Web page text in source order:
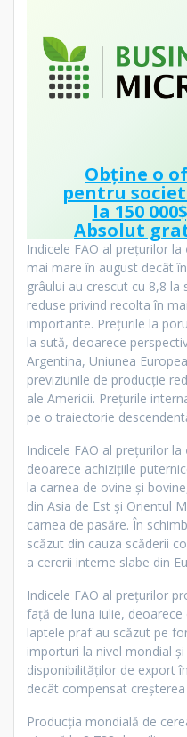
Obține o
pentru
la 150
Absolut
Indicele FAO al prețurilor la
mai mare în august decât
grâului au crescut cu 8,8
reduse privind recolta în
importante. Prețurile la
la sută, deoarece
Argentina, Uniunea
previziunile de producție
ale Americii. Prețurile
pe o traiectorie
Indicele FAO al prețurilor la
deoarece achizițiile
la carnea de ovine și
din Asia de Est și Orientul
carnea de pasăre. În
scăzut din cauza scăderii
a cererii interne slabe din
Indicele FAO al prețurilor
față de luna iulie,
laptele praf au scăzut pe
importuri la nivel mondial
disponibilităților de export
decât compensat
Producția mondială de